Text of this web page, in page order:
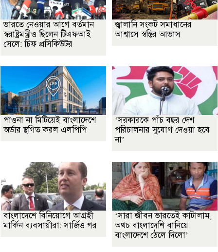
ভারতে নেওয়ার আগে বর্তমান
স্বরাষ্ট্রমন্ত্রীও ছিলেন টিএফআই
সেলে: চিফ প্রসিকিউটর
জ্বালানি সংকট সমাধানের
আশ্বাসে স্বস্তির আভাস
পাওনা না মিটিয়েই বাংলাদেশে
অর্ডার স্থগিত করল এলপিপি
‘সরকারকে পাঁচ বছর দেশ
পরিচালনার সুযোগ দেওয়া হবে
না’
বাংলাদেশে বিনিয়োগে আগ্রহী
মার্কিন ব্যবসায়ীরা: সার্জিও গর
‘সারা জীবন ভারতেই কাটালাম,
অথচ বাংলাদেশি বানিয়ে
বাংলাদেশে ঠেলে দিলো’